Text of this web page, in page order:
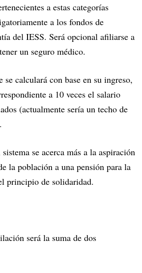
a estas categorías
a los fondos de
del IESS. Será opcional afiliarse a
un seguro médico.
se calculará con base en su ingreso,
a 10 veces el salario
(actualmente sería un techo de
se acerca más a la aspiración
la población a una pensión para la
principio de solidaridad.
será la suma de dos